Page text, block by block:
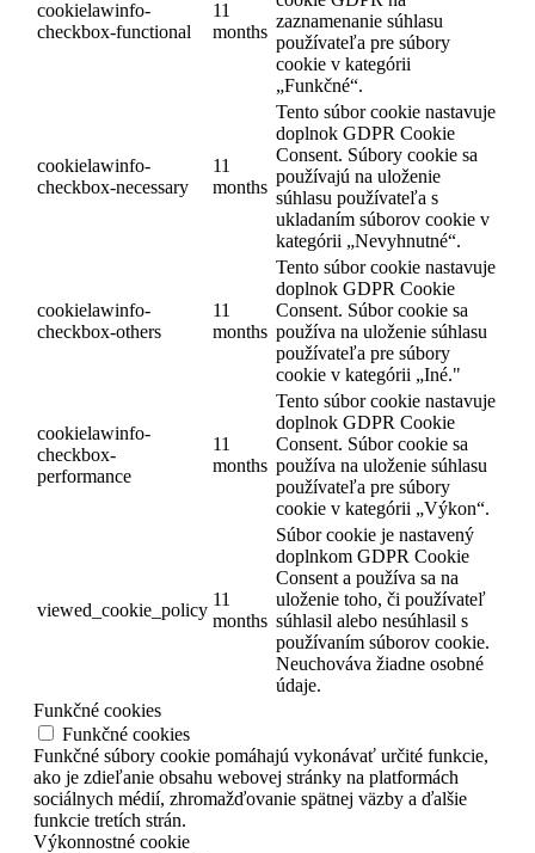
cookielawinfo-
checkbox-functional
11
months
zaznamenanie súhlasu
používateľa pre súbory
cookie v kategórii
„Funkčné“.
cookielawinfo-
checkbox-necessary
11
months
Tento súbor cookie nastavuje
doplnok GDPR Cookie
Consent. Súbory cookie sa
používajú na uloženie
súhlasu používateľa s
ukladaním súborov cookie v
kategórii „Nevyhnutné“.
cookielawinfo-
checkbox-others
11
months
Tento súbor cookie nastavuje
doplnok GDPR Cookie
Consent. Súbor cookie sa
používa na uloženie súhlasu
používateľa pre súbory
cookie v kategórii „Iné."
cookielawinfo-
checkbox-
performance
11
months
Tento súbor cookie nastavuje
doplnok GDPR Cookie
Consent. Súbor cookie sa
používa na uloženie súhlasu
používateľa pre súbory
cookie v kategórii „Výkon“.
viewed_cookie_policy
11
months
Súbor cookie je nastavený
doplnkom GDPR Cookie
Consent a používa sa na
uloženie toho, či používateľ
súhlasil alebo nesúhlasil s
používaním súborov cookie.
Neuchováva žiadne osobné
údaje.
Funkčné cookies
Funkčné cookies
Funkčné súbory cookie pomáhajú vykonávať určité funkcie,
ako je zdieľanie obsahu webovej stránky na platformách
sociálnych médií, zhromažďovanie spätnej väzby a ďalšie
funkcie tretích strán.
Výkonnostné cookie